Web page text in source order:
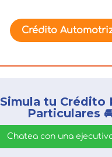
Crédito
Simula tu Crédito
Particulares
Chatea con una